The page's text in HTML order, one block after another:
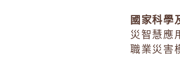
國家科學
災智慧應
職業災害